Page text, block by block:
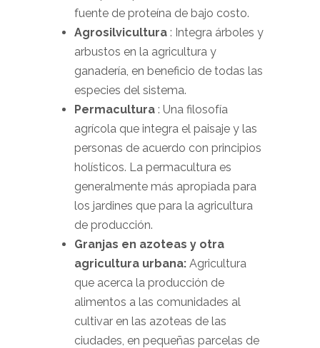
fuente de proteína de bajo costo.
Agrosilvicultura : Integra árboles y
arbustos en la agricultura y
ganadería, en beneficio de todas las
especies del sistema.
Permacultura : Una filosofía
agrícola que integra el paisaje y las
personas de acuerdo con principios
holísticos. La permacultura es
generalmente más apropiada para
los jardines que para la agricultura
de producción.
Granjas en azoteas y otra
agricultura urbana: Agricultura
que acerca la producción de
alimentos a las comunidades al
cultivar en las azoteas de las
ciudades, en pequeñas parcelas de